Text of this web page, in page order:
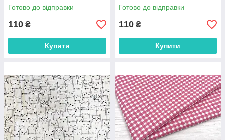
Готово до відправки
110 ₴
Купити
Готово до відправки
110 ₴
Купити